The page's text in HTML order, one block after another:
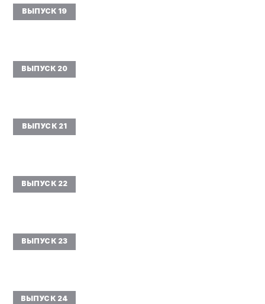
ВЫПУСК 19
ВЫПУСК 20
ВЫПУСК 21
ВЫПУСК 22
ВЫПУСК 23
ВЫПУСК 24